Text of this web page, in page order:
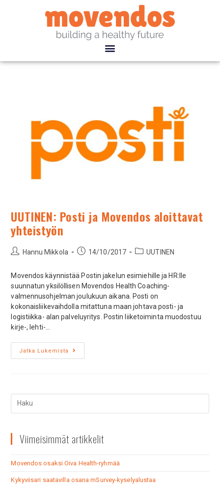
UUTINEN: Posti ja Movendos aloittavat
yhteistyön
Hannu Mikkola 14/10/2017 UUTINEN
Movendos käynnistää Postin jakelun esimiehille ja HR:lle
suunnatun yksilöllisen Movendos Health Coaching-
valmennusohjelman joulukuun aikana. Posti on
kokonaisliikevaihdolla mitattuna maan johtava posti- ja
logistiikka- alan palveluyritys. Postin liiketoiminta muodostuu
kirje-, lehti-…
Jatka Lukemista
Viimeisimmät artikkelit
Movendos osaksi Oiva Health-ryhmää
Kykyviisari saatavilla osana mSurvey-kyselyalustaa